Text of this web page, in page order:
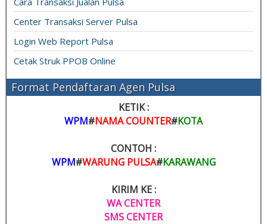
Center Transaksi Server Pulsa
Login Web Report Pulsa
Cetak Struk PPOB Online
Format Pendaftaran Agen Pulsa
KETIK :
WPM#NAMA COUNTER#KOTA
CONTOH :
WPM#WARUNG PULSA#KARAWANG
KIRIM KE :
WA CENTER
SMS CENTER